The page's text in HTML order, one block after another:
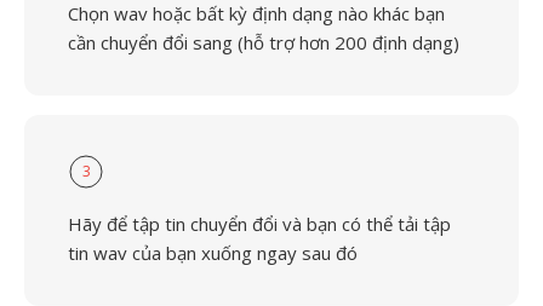
Chọn wav hoặc bất kỳ định dạng nào khác bạn
cần chuyển đổi sang (hỗ trợ hơn 200 định dạng)
3
Hãy để tập tin chuyển đổi và bạn có thể tải tập
tin wav của bạn xuống ngay sau đó